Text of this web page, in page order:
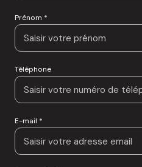
Prénom *
Téléphone
E-mail *